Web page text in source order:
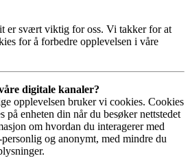
er svært viktig for oss. Vi takker for at
for å forbedre opplevelsen i våre
digitale kanaler?
opplevelsen bruker vi cookies. Cookies
på enheten din når du besøker nettstedet
om hvordan du interagerer med
og anonymt, med mindre du